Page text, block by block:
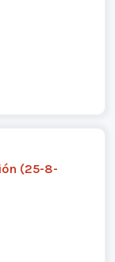
(25-8-